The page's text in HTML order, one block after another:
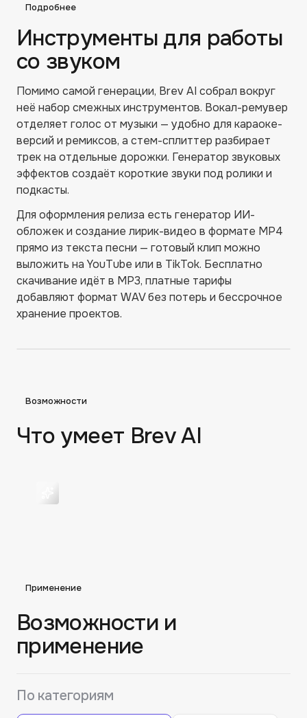
Подробнее
Инструменты для работы
со звуком
Помимо самой генерации, Brev AI собрал вокруг
неё набор смежных инструментов. Вокал-ремувер
отделяет голос от музыки — удобно для караоке-
версий и ремиксов, а стем-сплиттер разбирает
трек на отдельные дорожки. Генератор звуковых
эффектов создаёт короткие звуки под ролики и
подкасты.
Для оформления релиза есть генератор ИИ-
обложек и создание лирик-видео в формате MP4
прямо из текста песни — готовый клип можно
выложить на YouTube или в TikTok. Бесплатно
скачивание идёт в MP3, платные тарифы
добавляют формат WAV без потерь и бессрочное
хранение проектов.
Возможности
Что умеет Brev AI
Применение
Возможности и
применение
По категориям